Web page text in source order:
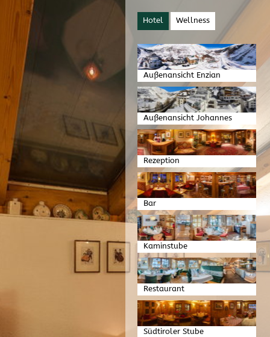
Hotel Wellness
Außenansicht Enzian
Außenansicht Johannes
Rezeption
Bar
Kaminstube
Restaurant
Südtiroler Stube